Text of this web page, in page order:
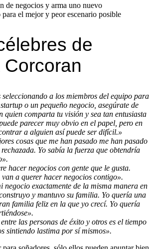
de negocios y arma uno nuevo
para el mejor y peor escenario posible
de
Corcoran
seleccionando a los miembros del equipo para
o un pequeño negocio, asegúrate de
quien comparta tu visión y sea tan entusiasta
parecer muy obvio en el papel, pero en
a alguien así puede ser difícil.»
cosas que me han pasado me han pasado
rechazada. Yo sabía la fuerza que obtendría
hacer negocios con gente que le gusta.
van a querer hacer negocios contigo».
negocio exactamente de la misma manera en
y mantuvo su familia. Yo quería una
familia feliz en la que yo crecí. Yo quería
las personas de éxito y otros es el tiempo
sintiendo lastima por sí mismos».